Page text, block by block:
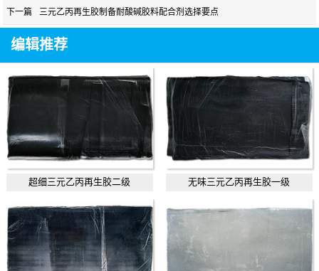
下一篇
三元乙丙再生胶制备耐酸碱胶料配合剂选择要点
编辑推荐
超细三元乙丙再生胶二级 无味三元乙丙再生胶一级